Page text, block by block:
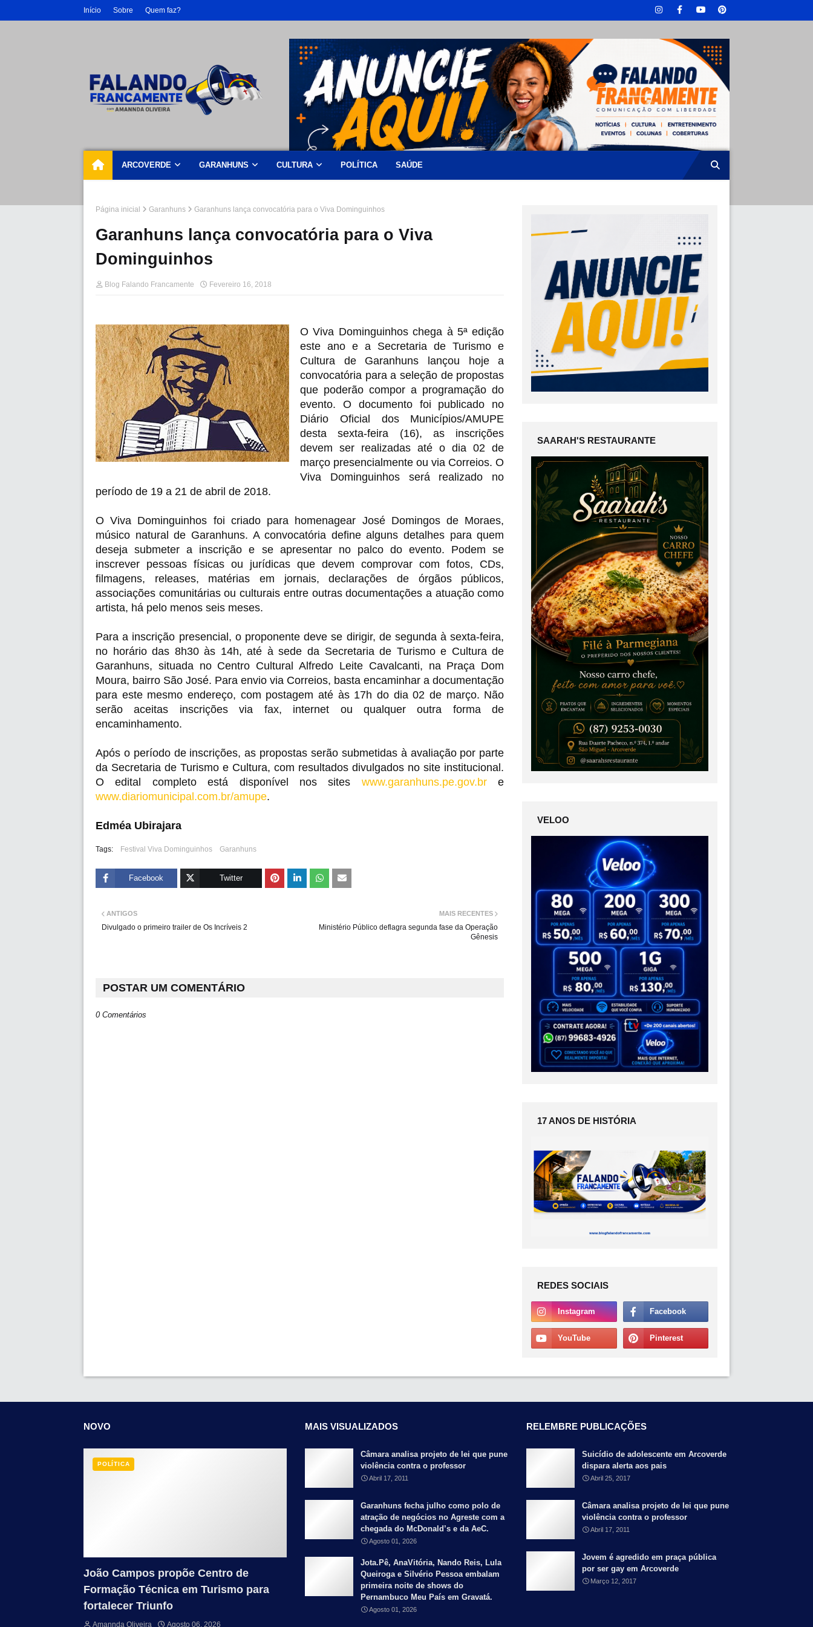
Início Sobre Quem faz?
ARCOVERDE GARANHUNS CULTURA POLÍTICA SAÚDE
Página inicial Garanhuns Garanhuns lança convocatória para o Viva Dominguinhos
Garanhuns lança convocatória para o Viva
Dominguinhos
Blog Falando Francamente Fevereiro 16, 2018
O Viva Dominguinhos chega à 5ª edição
este ano e a Secretaria de Turismo e
Cultura de Garanhuns lançou hoje a
convocatória para a seleção de propostas
que poderão compor a programação do
evento. O documento foi publicado no
Diário Oficial dos Municípios/AMUPE
desta sexta-feira (16), as inscrições
devem ser realizadas até o dia 02 de
março presencialmente ou via Correios. O
Viva Dominguinhos será realizado no
período de 19 a 21 de abril de 2018.
O Viva Dominguinhos foi criado para homenagear José Domingos de Moraes,
músico natural de Garanhuns. A convocatória define alguns detalhes para quem
deseja submeter a inscrição e se apresentar no palco do evento. Podem se
inscrever pessoas físicas ou jurídicas que devem comprovar com fotos, CDs,
filmagens, releases, matérias em jornais, declarações de órgãos públicos,
associações comunitárias ou culturais entre outras documentações a atuação como
artista, há pelo menos seis meses.
Para a inscrição presencial, o proponente deve se dirigir, de segunda à sexta-feira,
no horário das 8h30 às 14h, até à sede da Secretaria de Turismo e Cultura de
Garanhuns, situada no Centro Cultural Alfredo Leite Cavalcanti, na Praça Dom
Moura, bairro São José. Para envio via Correios, basta encaminhar a documentação
para este mesmo endereço, com postagem até às 17h do dia 02 de março. Não
serão aceitas inscrições via fax, internet ou qualquer outra forma de
encaminhamento.
Após o período de inscrições, as propostas serão submetidas à avaliação por parte
da Secretaria de Turismo e Cultura, com resultados divulgados no site institucional.
O edital completo está disponível nos sites www.garanhuns.pe.gov.br
www.diariomunicipal.com.br/amupe.
Edméa Ubirajara
Tags: Festival Viva Dominguinhos Garanhuns
Facebook Twitter
MAIS RECENTES
Ministério Público deflagra segunda fase da Operação
Gênesis
ANTIGOS
Divulgado o primeiro trailer de Os Incríveis 2
POSTAR UM COMENTÁRIO
0 Comentários
SAARAH'S RESTAURANTE
VELOO
17 ANOS DE HISTÓRIA
REDES SOCIAIS
NOVO
POLÍTICA
João Campos propõe Centro de
Formação Técnica em Turismo para
fortalecer Triunfo
Amannda Oliveira Agosto 06, 2026
MAIS VISUALIZADOS
Câmara analisa projeto de lei que pune
violência contra o professor
Abril 17, 2011
Garanhuns fecha julho como polo de
atração de negócios no Agreste com a
chegada do McDonald’s e da AeC.
Agosto 01, 2026
Jota.Pê, AnaVitória, Nando Reis, Lula
Queiroga e Silvério Pessoa embalam
primeira noite de shows do
Pernambuco Meu País em Gravatá.
Agosto 01, 2026
RELEMBRE PUBLICAÇÕES
Suicídio de adolescente em Arcoverde
dispara alerta aos pais
Abril 25, 2017
Câmara analisa projeto de lei que pune
violência contra o professor
Abril 17, 2011
Jovem é agredido em praça pública
por ser gay em Arcoverde
Março 12, 2017